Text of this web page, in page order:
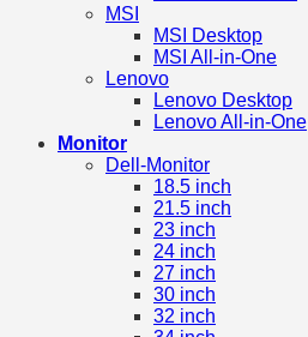
MSI
MSI Desktop
MSI All-in-One
Lenovo
Lenovo Desktop
Lenovo All-in-One
Monitor
Dell-Monitor
18.5 inch
21.5 inch
23 inch
24 inch
27 inch
30 inch
32 inch